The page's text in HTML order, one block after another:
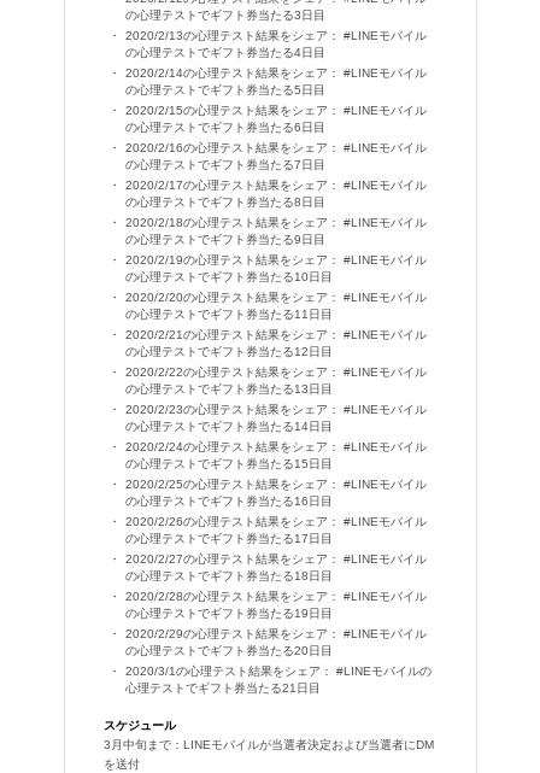
の心理テストでギフト券当たる3日目
2020/2/13の心理テスト結果をシェア： #LINEモバイル
の心理テストでギフト券当たる4日目
2020/2/14の心理テスト結果をシェア： #LINEモバイル
の心理テストでギフト券当たる5日目
2020/2/15の心理テスト結果をシェア： #LINEモバイル
の心理テストでギフト券当たる6日目
2020/2/16の心理テスト結果をシェア： #LINEモバイル
の心理テストでギフト券当たる7日目
2020/2/17の心理テスト結果をシェア： #LINEモバイル
の心理テストでギフト券当たる8日目
2020/2/18の心理テスト結果をシェア： #LINEモバイル
の心理テストでギフト券当たる9日目
2020/2/19の心理テスト結果をシェア： #LINEモバイル
の心理テストでギフト券当たる10日目
2020/2/20の心理テスト結果をシェア： #LINEモバイル
の心理テストでギフト券当たる11日目
2020/2/21の心理テスト結果をシェア： #LINEモバイル
の心理テストでギフト券当たる12日目
2020/2/22の心理テスト結果をシェア： #LINEモバイル
の心理テストでギフト券当たる13日目
2020/2/23の心理テスト結果をシェア： #LINEモバイル
の心理テストでギフト券当たる14日目
2020/2/24の心理テスト結果をシェア： #LINEモバイル
の心理テストでギフト券当たる15日目
2020/2/25の心理テスト結果をシェア： #LINEモバイル
の心理テストでギフト券当たる16日目
2020/2/26の心理テスト結果をシェア： #LINEモバイル
の心理テストでギフト券当たる17日目
2020/2/27の心理テスト結果をシェア： #LINEモバイル
の心理テストでギフト券当たる18日目
2020/2/28の心理テスト結果をシェア： #LINEモバイル
の心理テストでギフト券当たる19日目
2020/2/29の心理テスト結果をシェア： #LINEモバイル
の心理テストでギフト券当たる20日目
2020/3/1の心理テスト結果をシェア： #LINEモバイルの
心理テストでギフト券当たる21日目
スケジュール
3月中旬まで：LINEモバイルが当選者決定および当選者にDM
を送付